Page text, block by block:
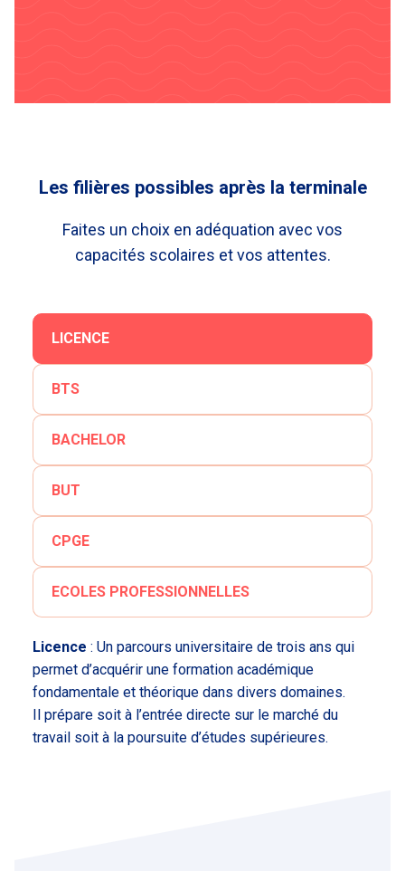
Les filières possibles après la terminale
Faites un choix en adéquation avec vos
capacités scolaires et vos attentes.
LICENCE
BTS
BACHELOR
BUT
CPGE
ECOLES PROFESSIONNELLES
Licence : Un parcours universitaire de trois ans qui
permet d’acquérir une formation académique
fondamentale et théorique dans divers domaines.
Il prépare soit à l’entrée directe sur le marché du
travail soit à la poursuite d’études supérieures.